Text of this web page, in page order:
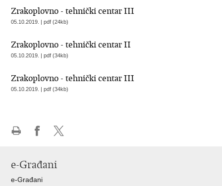
Zrakoplovno - tehnički centar III
05.10.2019. | pdf (24kb)
Zrakoplovno - tehnički centar II
05.10.2019. | pdf (34kb)
Zrakoplovno - tehnički centar III
05.10.2019. | pdf (34kb)
Facebooku
X-
e-Građani
e-Građani